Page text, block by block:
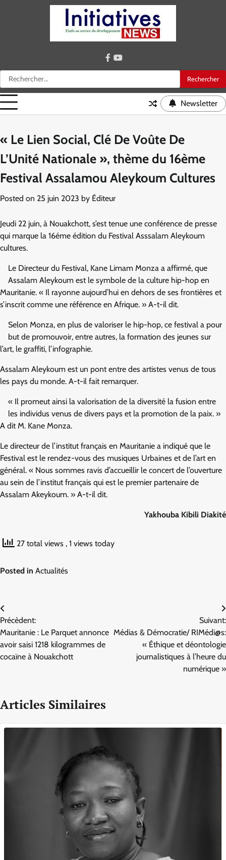
Rechercher :
facebook
youtube
Newsletter
« Le Lien Social, Clé De Voûte De
L’Unité Nationale », thème du 16ème
Festival Assalamou Aleykoum Cultures
Posted on 25 juin 2023 by Éditeur
Jeudi 22 juin, à Nouakchott, s’est tenue une conférence de presse
qui marque la 16éme édition du Festival Asssalam Aleykoum
cultures.
Le Directeur du Festival, Kane Limam Monza a affirmé, que
Assalam Aleykoum est le symbole de la culture hip-hop en
Mauritanie. « Il rayonne aujourd’hui en dehors de ses frontières et
s’inscrit comme une référence en Afrique. » A-t-il dit.
Selon Monza, en plus de valoriser le hip-hop, ce festival a pour
but de promouvoir, entre autres, la formation des jeunes sur
l’art, le graffiti, l’infographie.
Assalam Aleykoum est un pont entre des artistes venus de tous
les pays du monde. A-t-il fait remarquer.
« Il promeut ainsi la valorisation de la diversité la fusion entre
les individus venus de divers pays et la promotion de la paix. »
A dit M. Kane Monza.
Le directeur de l’institut français en Mauritanie a indiqué que le
Festival est le rendez-vous des musiques Urbaines et de l’art en
général. « Nous sommes ravis d’accueillir le concert de l’ouverture
au sein de l’institut français qui est le premier partenaire de
Assalam Akeykoum. » A-t-il dit.
Yakhouba Kibili Diakité
27 total views , 1 views today
Posted in Actualités
Navigation
de
l’article
Précèdent:
Mauritanie : Le Parquet annonce
avoir saisi 1218 kilogrammes de
cocaïne à Nouakchott
Suivant:
Médias & Démocratie/ RIMédi@s:
« Éthique et déontologie
journalistiques à l’heure du
numérique »
Articles Similaires